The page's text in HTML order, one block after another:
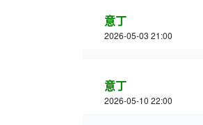
意丁
2026-05-03 21:00
意丁
2026-05-10 22:00